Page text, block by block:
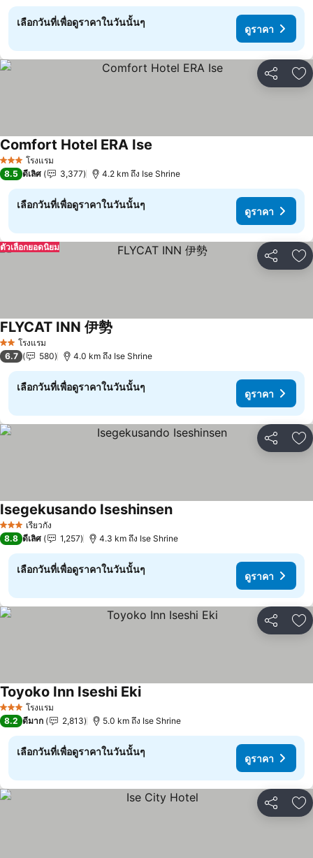
เลือกวันที่เพื่อดูราคาในวันนั้นๆ
ดูราคา
แชร์ เ
3 ดาว โรงแรม
Comfort Hotel ERA Ise
8.5 ดีเลิศ 3,377 4.2 km ถึง Ise Shrine
เลือกวันที่เพื่อดูราคาในวันนั้นๆ
ดูราคา
แชร์ เ
ตัวเลือกยอดนิยม
2 ดาวโรงแรม
FLYCAT INN 伊勢
6.7 580 4.0 km ถึง Ise Shrine
เลือกวันที่เพื่อดูราคาในวันนั้นๆ
ดูราคา
แชร์ เ
3 ดาว เรียวกัง
Isegekusando Iseshinsenดูราคา
8.8 ดีเลิศ 1,257 4.3 km ถึง Ise Shrine
เลือกวันที่เพื่อดูราคาในวันนั้นๆ
ดูราคา
แชร์ เ
3 ดาว โรงแรม
Toyoko Inn Iseshi Ekiดูราคา
8.2 ดีมาก 2,813 5.0 km ถึง Ise Shrine
เลือกวันที่เพื่อดูราคาในวันนั้นๆ
ดูราคา
แชร์ เ